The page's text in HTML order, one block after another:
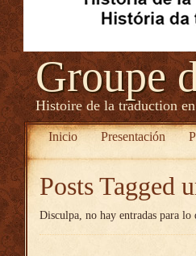
Groupe
Histoire de la traduction
Inicio Presentación
Posts Tagged
Disculpa, no hay entradas para lo